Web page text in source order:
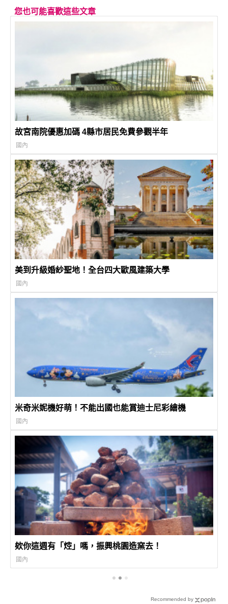
您也可能喜歡這些文章
故宮南院優惠加碼 4縣市居民免費參觀半年
國內
美到升級婚紗聖地！全台四大歐風建築大學
國內
米奇米妮機好萌！不能出國也能賞迪士尼彩繪機
國內
欸你這週有「焢」嗎，振興桃園造窯去！
國內
Recommended by